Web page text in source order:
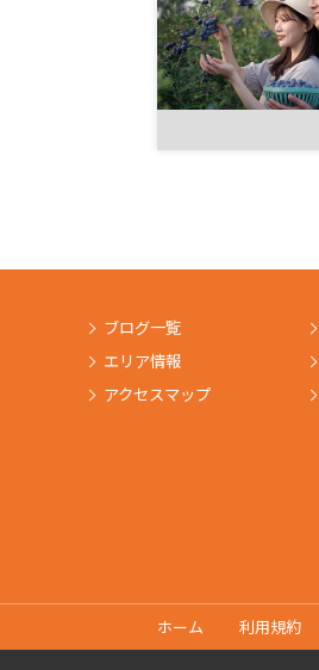
ブログ一覧
エリア情報
アクセスマップ
ホーム 利用規約